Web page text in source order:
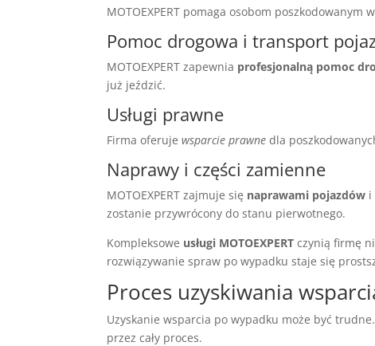
MOTOEXPERT pomaga osobom
Pomoc drogowa i transport
MOTOEXPERT zapewnia profesjonalną pomoc
już jeździć.
Usługi prawne
Firma oferujewsparcie prawne dla
Naprawy i części zamienne
MOTOEXPERT zajmuje się naprawami pojazdów i
zostanie przywrócony do stanu pierwotnego.
Kompleksowe usługi MOTOEXPERT czynią firmę
rozwiązywanie spraw po wypadku staje się
Proces uzyskiwania
Uzyskanie wsparcia po wypadku może być
przez cały proces.